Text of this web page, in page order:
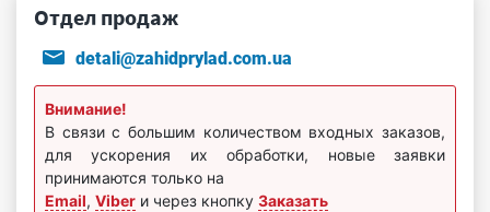
Отдел продаж
detali@zahidprylad.com.ua
Внимание!
В связи с большим количеством входных заказов,
для ускорения их обработки, новые заявки
принимаются только на
Email, Viber и через кнопку Заказать